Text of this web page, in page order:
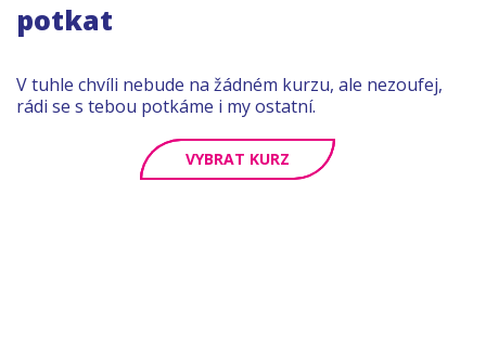
potkat
V tuhle chvíli nebude na žádném kurzu, ale nezoufej,
rádi se s tebou potkáme i my ostatní.
VYBRAT KURZ